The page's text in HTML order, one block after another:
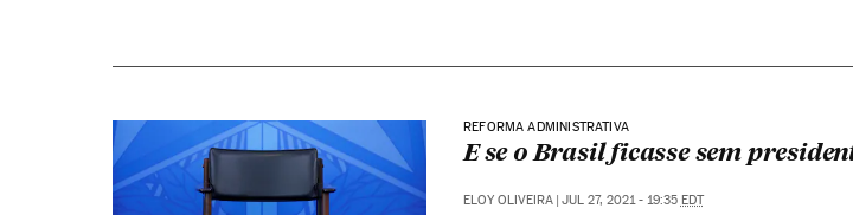
REFORMA ADMINISTRATIVA
E se o Brasil ficasse sem
ELOY OLIVEIRA | JUL 27, 2021 - 19:35 EDT